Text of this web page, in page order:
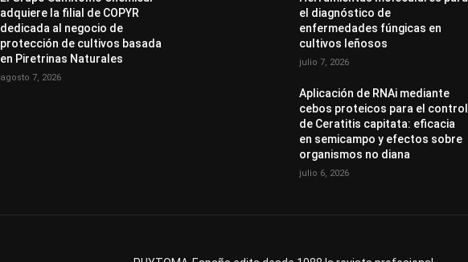
adquiere la filial de COPYR
dedicada al negocio de
protección de cultivos basada
en Piretrinas Naturales
agosto 7, 2026
el diagnóstico de
enfermedades fúngicas en
cultivos leñosos
julio 7, 2026
Aplicación de RNAi mediante
cebos proteicos para el control
de Ceratitis capitata: eficacia
en semicampo y efectos sobre
organismos no diana
julio 6, 2026